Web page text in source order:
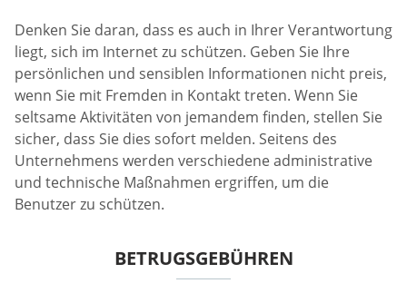
Denken Sie daran, dass es auch in Ihrer Verantwortung
liegt, sich im Internet zu schützen. Geben Sie Ihre
persönlichen und sensiblen Informationen nicht preis,
wenn Sie mit Fremden in Kontakt treten. Wenn Sie
seltsame Aktivitäten von jemandem finden, stellen Sie
sicher, dass Sie dies sofort melden. Seitens des
Unternehmens werden verschiedene administrative
und technische Maßnahmen ergriffen, um die
Benutzer zu schützen.
BETRUGSGEBÜHREN